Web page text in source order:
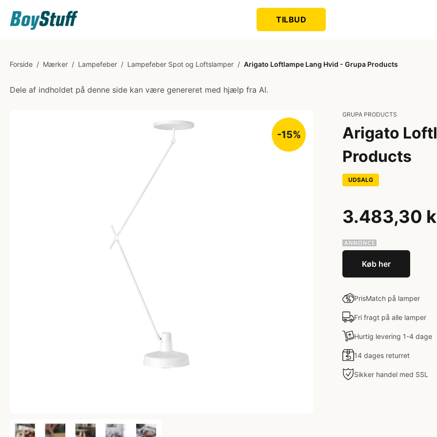
TILBUD
Forside / Mærker / Lampefeber / Lampefeber Spot og Loftslamper / Arigato Loftlampe Lang Hvid - Grupa Products
Dele af indholdet på denne side kan være genereret med hjælp fra AI.
-15%
GRUPA PRODUCTS
Arigato
Products
UDSALG
3.483,30
Køb her
PrisMatch på lamper
Fri fragt på alle lamper
Hurtig levering 1-4 dage
14 dages returret
Sikker handel med SSL